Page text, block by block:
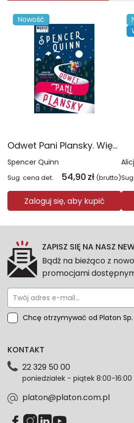
Nowość
Odwet Pani Plansky. Większe litery
Spencer Quinn
Sug. cena det. 54,90 zł (brutto)
Zaloguj się, aby kupić
ZAPISZ SIĘ NA NASZ
Bądź na bieżąco z
promocjami
Chcę otrzymywać od Platon
przeze mnie adres e-mail
dotyczące danych osobowych
każdym czasie. Wycofanie
zgodność z prawem
KONTAKT
22 329 50 00
poniedziałek - piątek 8:00-16:00
platon@platon.com.pl